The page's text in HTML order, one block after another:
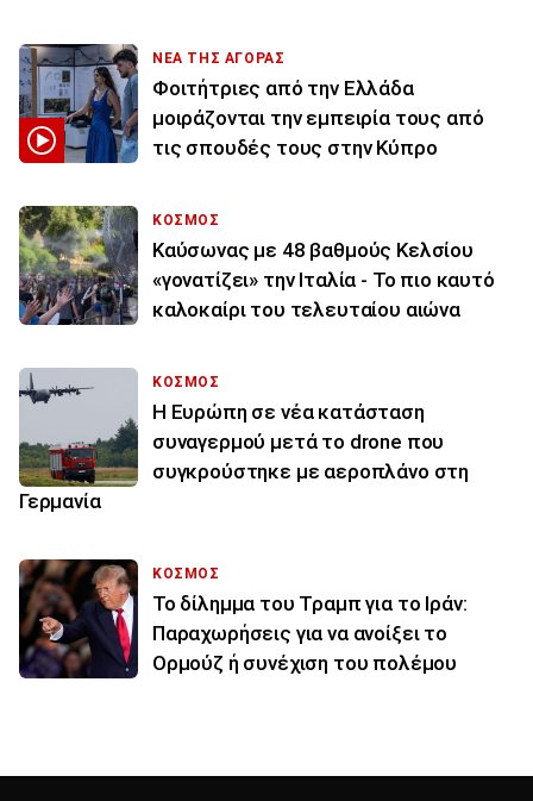
ΝΕΑ ΤΗΣ ΑΓΟΡΑΣ
Φοιτήτριες από την Ελλάδα
μοιράζονται την εμπειρία τους από
τις σπουδές τους στην Κύπρο
ΚΟΣΜΟΣ
Καύσωνας με 48 βαθμούς Κελσίου
«γονατίζει» την Ιταλία - Το πιο καυτό
καλοκαίρι του τελευταίου αιώνα
ΚΟΣΜΟΣ
Η Ευρώπη σε νέα κατάσταση
συναγερμού μετά το drone που
συγκρούστηκε με αεροπλάνο στη
Γερμανία
ΚΟΣΜΟΣ
Το δίλημμα του Τραμπ για το Ιράν:
Παραχωρήσεις για να ανοίξει το
Ορμούζ ή συνέχιση του πολέμου